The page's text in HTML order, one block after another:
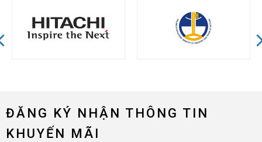
ĐĂNG KÝ NHẬN THÔNG TIN
KHUYẾN MÃI